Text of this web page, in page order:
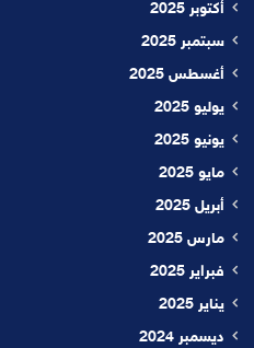
أكتوبر 2025
سبتمبر 2025
أغسطس 2025
يوليو 2025
يونيو 2025
مايو 2025
أبريل 2025
مارس 2025
فبراير 2025
يناير 2025
ديسمبر 2024